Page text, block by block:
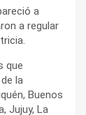
a
a regular
que
la
Buenos
Jujuy, La